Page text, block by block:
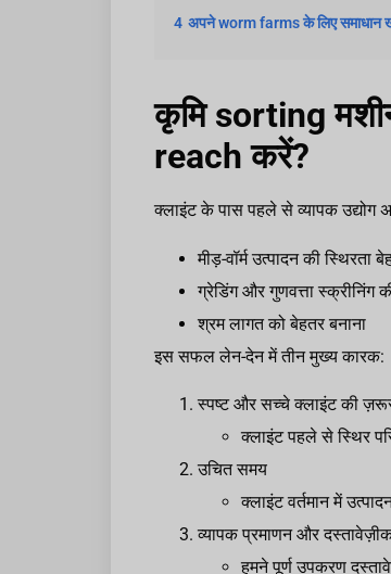
4 अपने worm farms के लिए समाधान
कृमि sorting
reach करें?
क्लाइंट के पास पहले से व्यापक
मीड़-वॉर्म उत्पादन की स्थिरता
ग्रेडिंग और गुणवत्ता स्क्रीनिंग
श्रम लागत को बेहतर बनाना
इस सफल लेन-देन में तीन मुख्य कारक:
स्पष्ट और सच्चे क्लाइंट की
क्लाइंट पहले से स्थिर
उचित समय
क्लाइंट वर्तमान में
व्यापक प्रमाणन और
हमने पूर्ण उपकरण